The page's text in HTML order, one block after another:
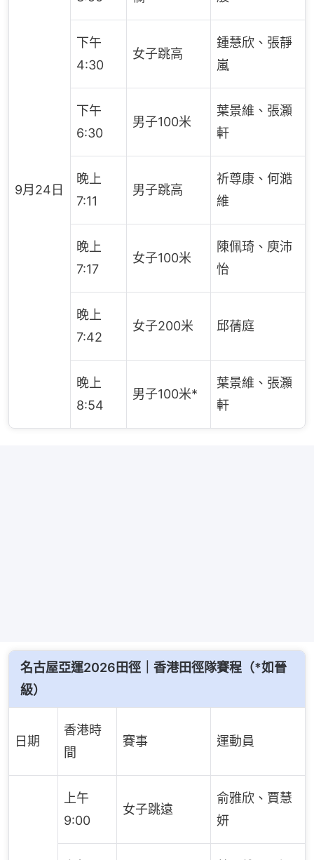
9月24日
下午
4:30
女子跳高
鍾慧欣、張靜
嵐
下午
6:30
男子100米
葉景維、張灝
軒
晚上
7:11
男子跳高
祈尊康、何澔
維
晚上
7:17
女子100米
陳佩琦、庾沛
怡
晚上
7:42
女子200米 邱蒨庭
晚上
8:54
男子100米*
葉景維、張灝
軒
名古屋亞運2026田徑｜香港田徑隊賽程（*如晉
級）
日期
香港時
間
賽事 運動員
上午
9:00
女子跳遠
俞雅欣、賈慧
妍